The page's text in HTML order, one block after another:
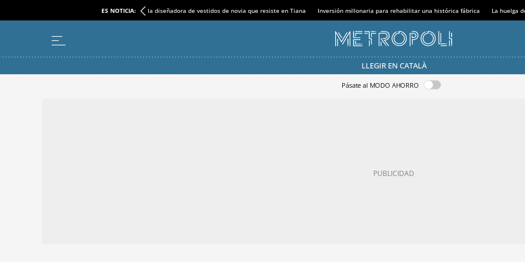
ES NOTICIA: la diseñadora de vestidos de novia que resiste en Tiana Inversión millonaria para rehabilitar una histórica fábrica La huelga
LLEGIR EN CATALÀ
Pásate al MODO AHORRO